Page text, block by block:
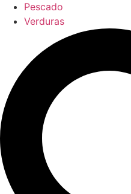
Pescado
Verduras